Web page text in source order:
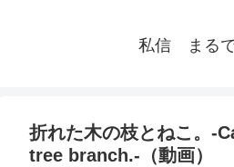
私信 まるで
折れた木の枝とねこ。-
tree branch.-（動画）